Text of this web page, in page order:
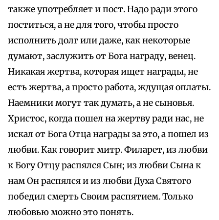
также употребляет и пост. Надо ради этого
поститься, а не для того, чтобы просто
исполнить долг или даже, как некоторые
думают, заслужить от Бога награду, венец.
Никакая жертва, которая ищет награды, не
есть жертва, а просто работа, ждущая оплаты.
Наемники могут так думать, а не сыновья.
Христос, когда пошел на жертву ради нас, не
искал от Бога Отца награды за это, а пошел из
любви. Как говорит митр. Филарет, из любви
к Богу Отцу распялся Сын; из любви Сына к
нам Он распялся и из любви Духа Святого
победил смерть Своим распятием. Только
любовью можно это понять.